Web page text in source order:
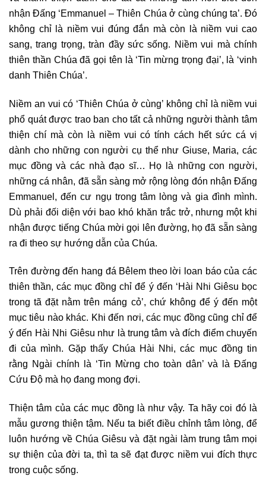
nhận Đấng ‘Emmanuel – Thiên Chúa ở cùng chúng ta’. Đó
không chỉ là niềm vui đúng đắn mà còn là niềm vui cao
sang, trang trọng, tràn đầy sức sống. Niềm vui mà chính
thiên thần Chúa đã gọi tên là ‘Tin mừng trọng đại’, là ‘vinh
danh Thiên Chúa’.
Niềm an vui có ‘Thiên Chúa ở cùng’ không chỉ là niềm vui
phổ quát được trao ban cho tất cả những người thành tâm
thiện chí mà còn là niềm vui có tính cách hết sức cá vị
dành cho những con người cụ thể như Giuse, Maria, các
mục đồng và các nhà đạo sĩ… Họ là những con người,
những cá nhân, đã sẵn sàng mở rộng lòng đón nhận Đấng
Emmanuel, đến cư ngụ trong tâm lòng và gia đình mình.
Dù phải đối diện với bao khó khăn trắc trở, nhưng một khi
nhận được tiếng Chúa mời gọi lên đường, họ đã sẵn sàng
ra đi theo sự hướng dẫn của Chúa.
Trên đường đến hang đá Bêlem theo lời loan báo của các
thiên thần, các mục đồng chỉ để ý đến ‘Hài Nhi Giêsu bọc
trong tã đặt nằm trên máng cỏ’, chứ không để ý đến một
mục tiêu nào khác. Khi đến nơi, các mục đồng cũng chỉ để
ý đến Hài Nhi Giêsu như là trung tâm và đích điểm chuyến
đi của mình. Gặp thấy Chúa Hài Nhi, các mục đồng tin
rằng Ngài chính là ‘Tin Mừng cho toàn dân’ và là Đấng
Cứu Độ mà họ đang mong đợi.
Thiện tâm của các mục đồng là như vậy. Ta hãy coi đó là
mẫu gương thiện tậm. Nếu ta biết điều chỉnh tâm lòng, để
luôn hướng về Chúa Giêsu và đặt ngài làm trung tâm mọi
sự thiện của đời ta, thì ta sẽ đạt được niềm vui đích thực
trong cuộc sống.